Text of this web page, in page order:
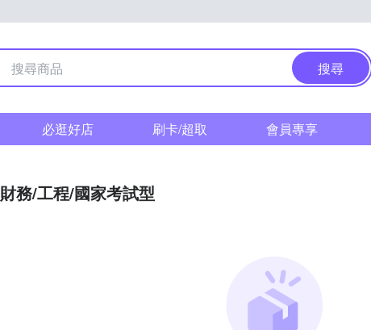
搜尋
必逛好店 刷卡/超取 會員專享
財務/工程/國家考試型